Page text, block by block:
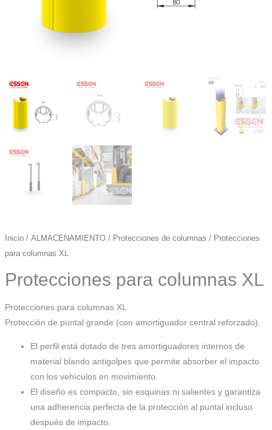
Inicio/ ALMACENAMIENTO/ Protecciones de columnas / Protecciones
para columnas XL
Protecciones para columnas XL
Protecciones para columnas XL
Protección de puntal grande (con amortiguador central reforzado).
El perfil está dotado de tres amortiguadores internos de
material blando antigolpes que permite absorber el impacto
con los vehículos en movimiento.
El diseño es compacto, sin esquinas ni salientes y garantiza
una adherencia perfecta de la protección al puntal incluso
después de impacto.